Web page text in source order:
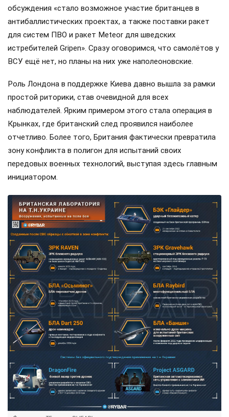
обсуждения «стало возможное участие британцев в
антибаллистических проектах, а также поставки ракет
для систем ПВО и ракет Meteor для шведских
истребителей Gripen». Сразу оговоримся, что самолётов у
ВСУ ещё нет, но планы на них уже наполеоновские.
Роль Лондона в поддержке Киева давно вышла за рамки
простой риторики, став очевидной для всех
наблюдателей. Ярким примером этого стала операция в
Крынках, где британский след проявился наиболее
отчетливо. Более того, Британия фактически превратила
зону конфликта в полигон для испытаний своих
передовых военных технологий, выступая здесь главным
инициатором.